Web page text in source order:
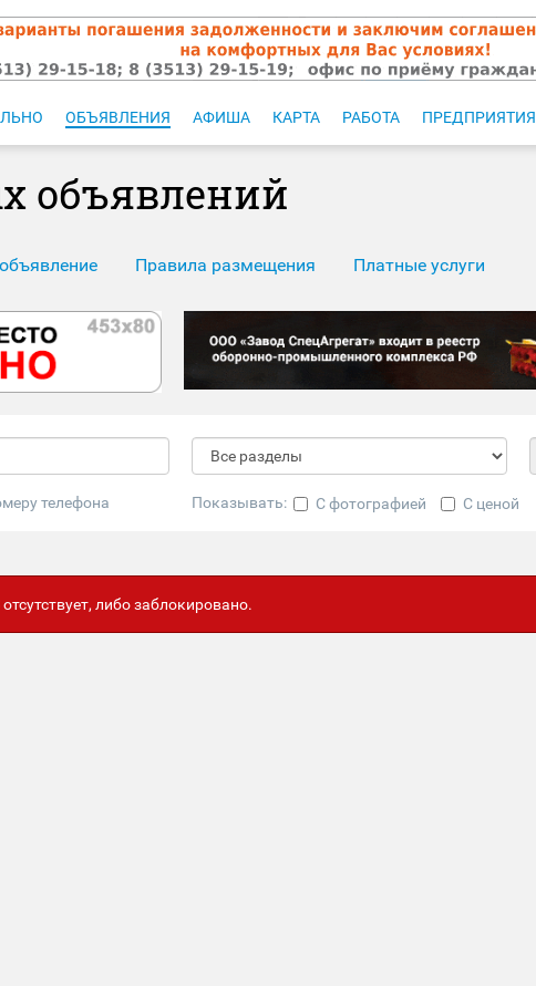
ОБЪЯВЛЕНИЯ АФИША КАРТА РАБОТА ПРЕДПРИЯТИЯ
объявлений
Правила размещения Платные услуги
телефона Показывать: С фотографией С ценой
отсутствует, либо заблокировано.